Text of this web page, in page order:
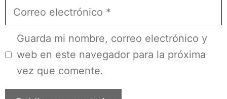
Correo
electrónico
Guarda mi nombre, correo electrónico y
web en este navegador para la próxima
vez que comente.